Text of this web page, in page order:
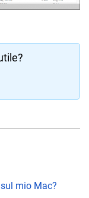
mio Mac?